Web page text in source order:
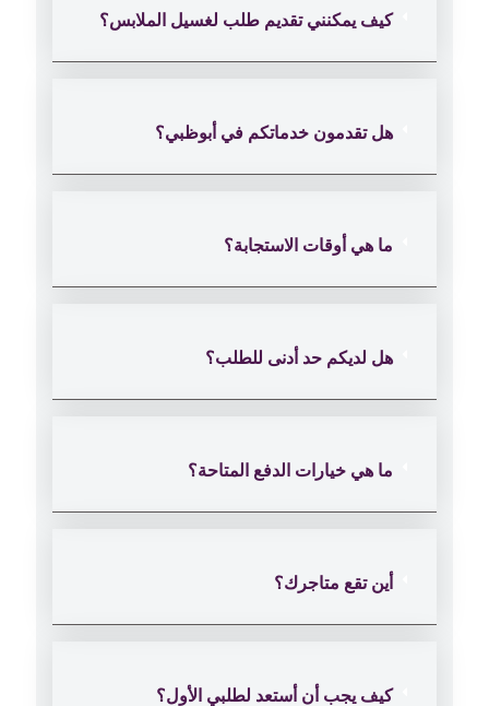
كيف يمكنني تقديم طلب لغسيل الملابس؟
هل تقدمون خدماتكم في أبوظبي؟
ما هي أوقات الاستجابة؟
هل لديكم حد أدنى للطلب؟
ما هي خيارات الدفع المتاحة؟
أين تقع متاجرك؟
كيف يجب أن أستعد لطلبي الأول؟